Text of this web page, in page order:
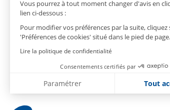
Vous pourrez à tout moment changer d'avis en
lien ci-dessous :
Pour modifier vos préférences par la suite, cliquez
'Préférences de cookies' situé dans le pied de page.
Lire la politique de confidentialité
Consentements certifiés par
Paramétrer Tout
contact@geco.fr